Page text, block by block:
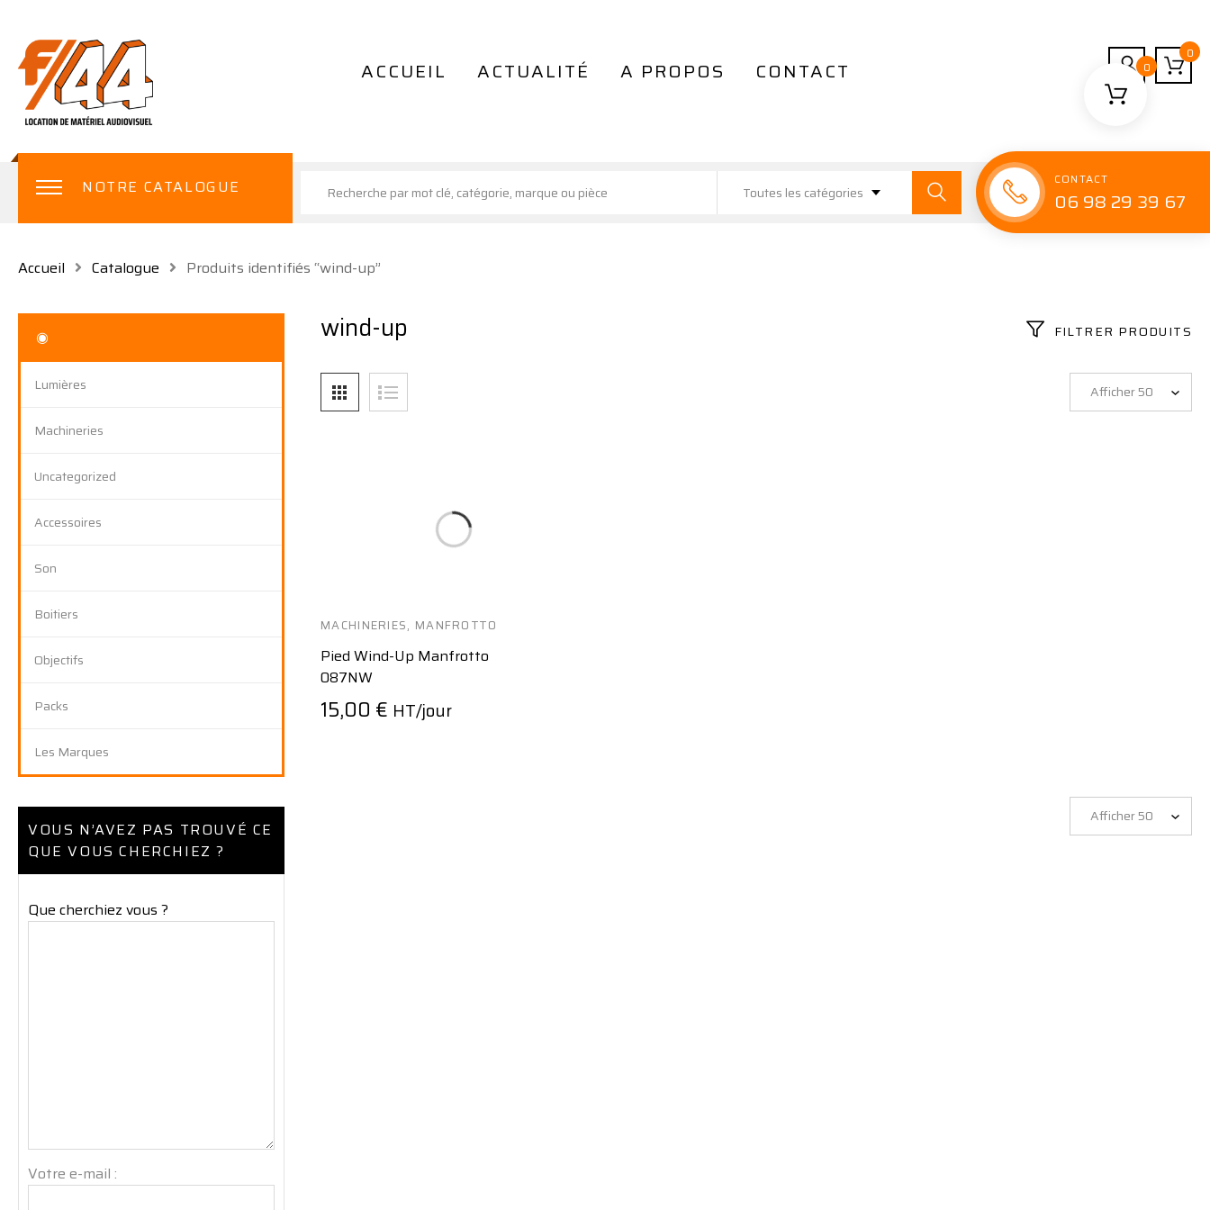
ACCUEIL ACTUALITÉ A PROPOS CONTACT
0
0
NOTRE CATALOGUE Toutes les catégories
CONTACT
06 98 29 39 67
Accueil Catalogue Produits identifiés “wind-up”
wind-up FILTRER PRODUITS
MACHINERIES, MANFROTTO
Pied Wind-Up Manfrotto
087NW
15,00 € HT/jour
◉
Lumières
Machineries
Uncategorized
Accessoires
Son
Boitiers
Objectifs
Packs
Les Marques
VOUS N’AVEZ PAS TROUVÉ CE
QUE VOUS CHERCHIEZ ?
Que cherchiez vous ?
Votre e-mail :